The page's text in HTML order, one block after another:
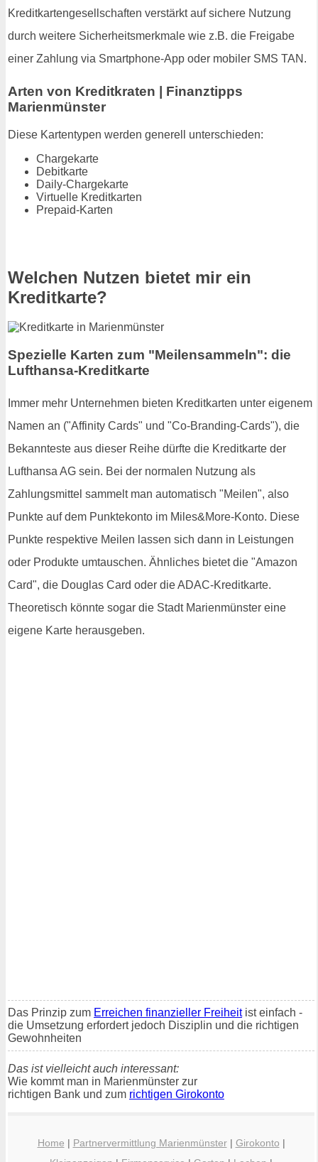
Kreditkartengesellschaften verstärkt auf sichere Nutzung
durch weitere Sicherheitsmerkmale wie z.B. die Freigabe
einer Zahlung via Smartphone-App oder mobiler SMS TAN.
Arten von Kreditkraten | Finanztipps
Marienmünster
Diese Kartentypen werden generell unterschieden:
Chargekarte
Debitkarte
Daily-Chargekarte
Virtuelle Kreditkarten
Prepaid-Karten
Welchen Nutzen bietet mir ein
Kreditkarte?
Spezielle Karten zum "Meilensammeln": die
Lufthansa-Kreditkarte
Immer mehr Unternehmen bieten Kreditkarten unter eigenem
Namen an ("Affinity Cards" und "Co-Branding-Cards"), die
Bekannteste aus dieser Reihe dürfte die Kreditkarte der
Lufthansa AG sein. Bei der normalen Nutzung als
Zahlungsmittel sammelt man automatisch "Meilen", also
Punkte auf dem Punktekonto im Miles&More-Konto. Diese
Punkte respektive Meilen lassen sich dann in Leistungen
oder Produkte umtauschen. Ähnliches bietet die "Amazon
Card", die Douglas Card oder die ADAC-Kreditkarte.
Theoretisch könnte sogar die Stadt Marienmünster eine
eigene Karte herausgeben.
Das Prinzip zum Erreichen finanzieller Freiheitist einfach -
die Umsetzung erfordert jedoch Disziplin und die richtigen
Gewohnheiten
Das ist vielleicht auch interessant:
Wie kommt man in Marienmünster zur
richtigen Bank und zum richtigen Girokonto
Home | Partnervermittlung Marienmünster| Girokonto |